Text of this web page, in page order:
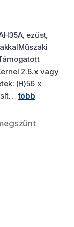
ezüst,
2.6.x vagy
(H)56 x
több